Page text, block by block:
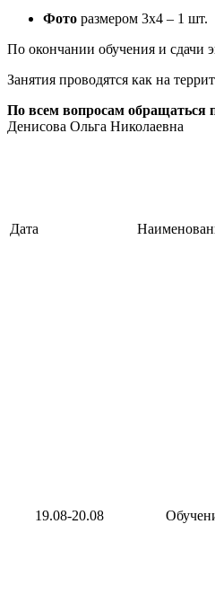
Фото размером 3x4 – 1 шт.
По окончании обучения и сдачи
Занятия проводятся как на
По всем вопросам обращаться
Денисова Ольга Николаевна
Дата
19.08-20.08 Обучение